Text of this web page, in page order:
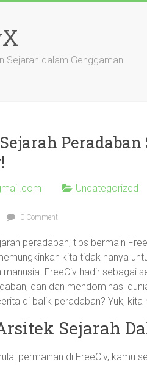
Sejarah dalam Genggaman
Uncategorized
0 Comment
peradaban, tips bermain
kita tidak hanya
manusia. FreeCiv hadir sebagai
dan dan mendominasi
di balik peradaban? Yuk, kita
Sejarah
permainan di FreeCiv, kamu